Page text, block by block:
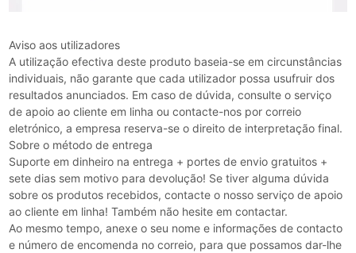
Aviso aos utilizadores
A utilização efectiva deste produto baseia-se em circunstâncias
individuais, não garante que cada utilizador possa usufruir dos
resultados anunciados. Em caso de dúvida, consulte o serviço
de apoio ao cliente em linha ou contacte-nos por correio
eletrónico, a empresa reserva-se o direito de interpretação final.
Sobre o método de entrega
Suporte em dinheiro na entrega + portes de envio gratuitos +
sete dias sem motivo para devolução! Se tiver alguma dúvida
sobre os produtos recebidos, contacte o nosso serviço de apoio
ao cliente em linha! Também não hesite em contactar.
Ao mesmo tempo, anexe o seu nome e informações de contacto
e número de encomenda no correio, para que possamos dar-lhe